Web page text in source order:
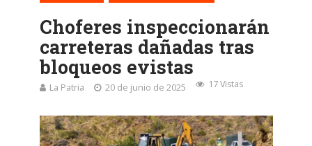
Choferes inspeccionarán
carreteras dañadas tras
bloqueos evistas
La Patria 20 de junio de 2025 17 Vistas